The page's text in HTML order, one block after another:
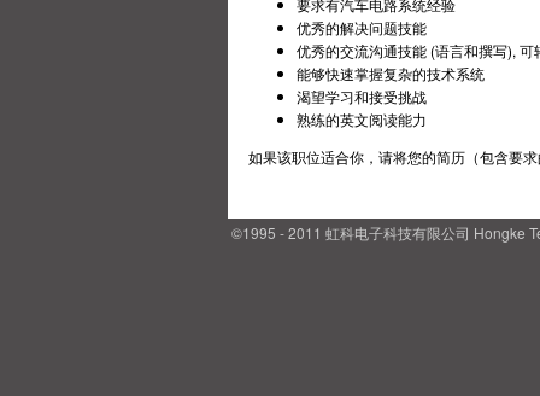
要求有汽车电路系统经验
优秀的解决问题技能
优秀的交流沟通技能 (语言和撰写),
能够快速掌握复杂的技术系统
渴望学习和接受挑战
熟练的英文阅读能力
如果该职位适合你，请将您的简历（包含要
©1995 - 2011 虹科电子科技有限公司 Hongke